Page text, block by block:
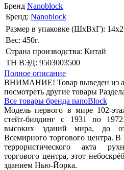
Бренд Nanoblock
Бренд: Nanoblock
Размер в упаковке (ШхВxГ):
Вес: 450г.
Страна производства: Китай
ТН ВЭД: 9503003500
Полное описание
ВНИМАНИЕ! Товар выведен из
посмотреть другие товары
Все товары бренда nanoBlock
Модель первого в мире 102-
стейт-билдинг с 1931 по
высоких зданий мира, до
Всемирного торгового центра. В
террористического акта
торгового центра, этот
зданием Нью-Йорка.